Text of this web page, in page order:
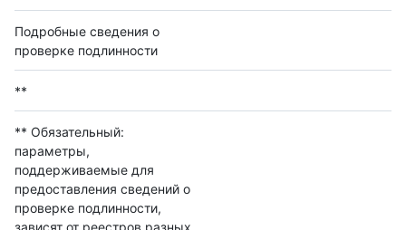
Подробные сведения о
проверке подлинности
**
** Обязательный:
параметры,
поддерживаемые для
предоставления сведений о
проверке подлинности,